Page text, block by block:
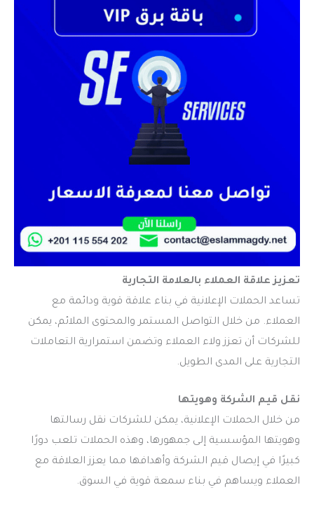
تعزيز علاقة العملاء بالعلامة التجارية
تساعد الحملات الإعلانية في بناء علاقة قوية ودائمة مع
العملاء. من خلال التواصل المستمر والمحتوى الملائم، يمكن
للشركات أن تعزز ولاء العملاء وتضمن استمرارية التعاملات
التجارية على المدى الطويل.
نقل قيم الشركة وهويتها
من خلال الحملات الإعلانية، يمكن للشركات نقل رسالتها
وهويتها المؤسسية إلى جمهورها، وهذه الحملات تلعب دورًا
كبيرًا في إيصال قيم الشركة وأهدافها مما يعزز العلاقة مع
العملاء ويساهم في بناء سمعة قوية في السوق.